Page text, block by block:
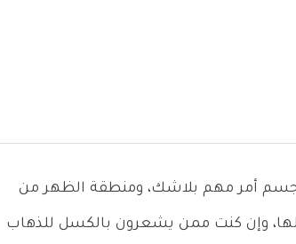
أمر مهم بلاشك، ومنطقة الظهر من
لها، وإن كنت ممن يشعرون بالكسل للذهاب